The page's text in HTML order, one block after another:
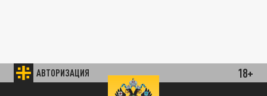
АВТОРИЗАЦИЯ 18+